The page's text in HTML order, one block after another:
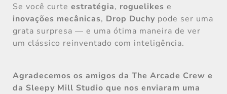
Se você curte estratégia, roguelikes e
inovações mecânicas, Drop Duchy pode ser uma
grata surpresa — e uma ótima maneira de ver
um clássico reinventado com inteligência.
Agradecemos os amigos da The Arcade Crew e
da Sleepy Mill Studio que nos enviaram uma